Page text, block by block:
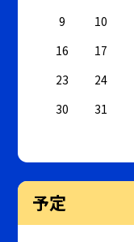
9
10
16
17
23
24
30
31
予定